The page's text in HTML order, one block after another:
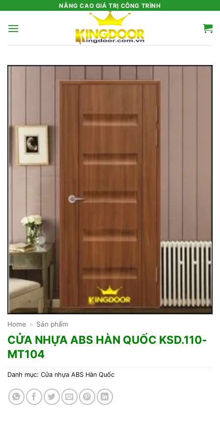
nội
NÂNG CAO GIÁ TRỊ CÔNG TRÌNH
Home » Sản phẩm
CỬA NHỰA ABS HÀN QUỐC KSD.110-
MT104
Danh mục: Cửa nhựa ABS Hàn Quốc